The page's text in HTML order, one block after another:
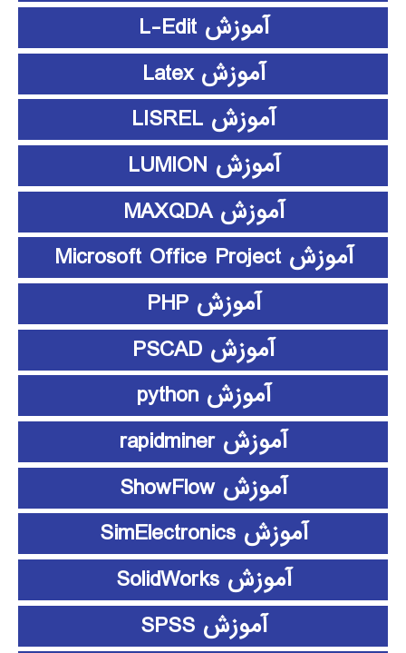
آموزش L-Edit
آموزش Latex
آموزش LISREL
آموزش LUMION
آموزش MAXQDA
آموزش Microsoft Office Project
آموزش PHP
آموزش PSCAD
آموزش python
آموزش rapidminer
آموزش ShowFlow
آموزش SimElectronics
آموزش SolidWorks
آموزش SPSS